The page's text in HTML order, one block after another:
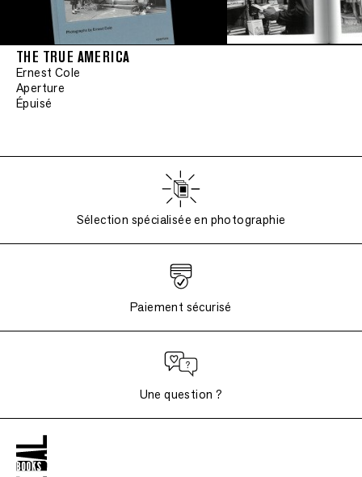
THE TRUE AMERICA
Ernest Cole
Aperture
Épuisé
Sélection spécialisée en photographie
Paiement sécurisé
Une question ?